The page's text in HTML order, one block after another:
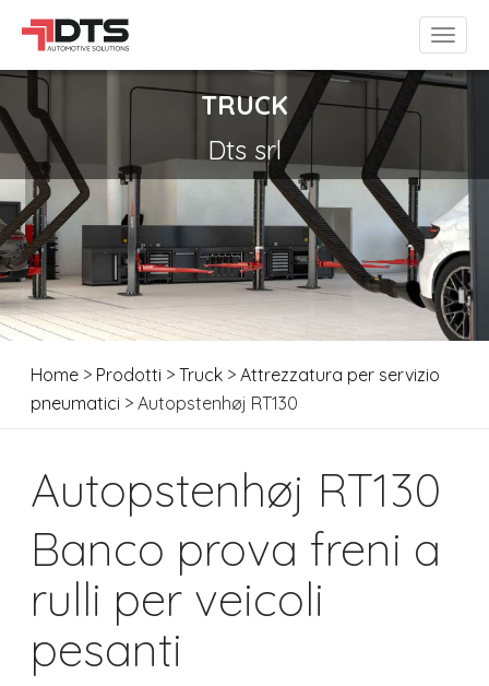
TRUCK
Dts srl
Home > Prodotti >Truck >Attrezzatura per servizio
pneumatici > Autopstenhøj RT130
Autopstenhøj RT130
Banco prova freni a
rulli per veicoli
pesanti